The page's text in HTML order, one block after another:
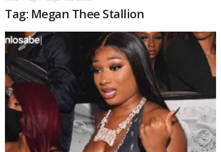
Tag: Megan Thee Stallion